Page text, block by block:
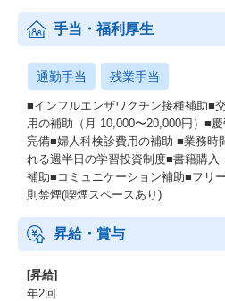
＜認定取得＞
■女性活躍推進への取り組み：えるぼ
■仕事と育児の両立支援への取り組み
手当・福利厚生
通勤手当 残業手当
■インフルエンザワクチン接種補助■
用の補助（月 10,000〜20,000円）■
完備■婦人科検診費用の補助 ■業務時
れる週半日の学習投資制度■書籍購
補助■コミュニケーション補助■フリ
則禁煙(喫煙スペースあり)
昇給・賞与
[昇給]
年2回